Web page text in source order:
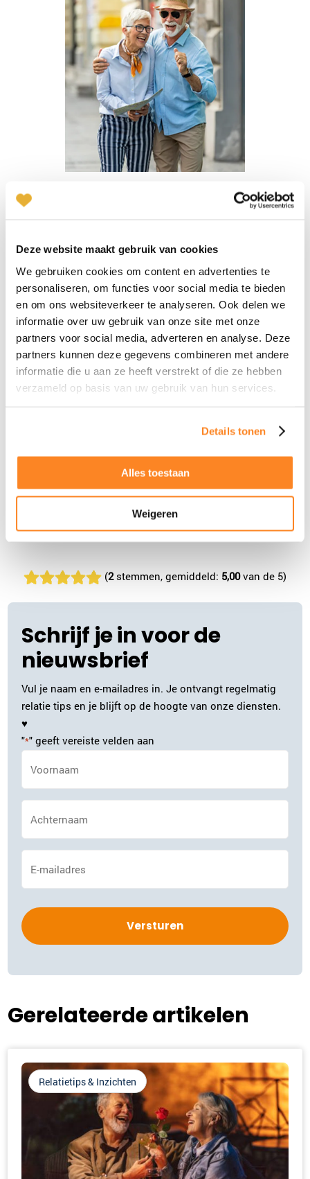
Deze website maakt gebruik van cookies
We gebruiken cookies om content en advertenties te
personaliseren, om functies voor social media te bieden
en om ons websiteverkeer te analyseren. Ook delen we
informatie over uw gebruik van onze site met onze
partners voor social media, adverteren en analyse. Deze
partners kunnen deze gegevens combineren met andere
informatie die u aan ze heeft verstrekt of die ze hebben
verzameld op basis van uw gebruik van hun services.
Details tonen
Alles toestaan
Weigeren
Geef liefde een echte kans
Lentekriebels kunnen een mooi begin zijn. Ze geven hoop,
energie en zin om weer open te staan voor liefde. Maar laat
verliefdheid niet de enige reden zijn om voor iemand te
kiezen.
Kijk verder dan chemie. Neem de tijd. Let op gedrag. Kijk of er
iemand die echt bij je past, maakt het verschil.
Bij Mens & Relatie kijken we daarom verder dan alleen de
eerste klik.Wij zoeken iemand die goed bij je leven en
toekomstbeeld aansluit, zodat jij verliefd kan gaan worden op
de juiste.
(2stemmen, gemiddeld: 5,00van de 5)
Schrijf je in voor de
nieuwsbrief
Vul je naam en e-mailadres in. Je ontvangt regelmatig
relatie tips en je blijft op de hoogte van onze diensten.
♥
"*" geeft vereiste velden aan
mailadres
Gerelateerde artikelen
Relatietips & Inzichten